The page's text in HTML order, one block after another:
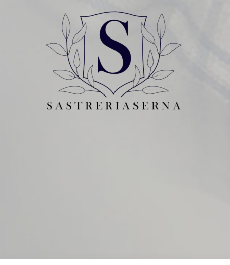
C/ General Pardiñas 54
28001 Madrid
913 087 100–620 895 986